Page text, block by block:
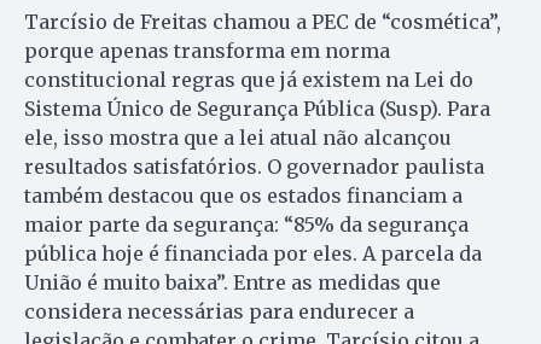
Tarcísio de Freitas chamou a PEC de “cosmética”,
porque apenas transforma em norma
constitucional regras que já existem na Lei do
Sistema Único de Segurança Pública (Susp). Para
ele, isso mostra que a lei atual não alcançou
resultados satisfatórios. O governador paulista
também destacou que os estados financiam a
maior parte da segurança: “85% da segurança
pública hoje é financiada por eles. A parcela da
União é muito baixa”. Entre as medidas que
considera necessárias para endurecer a